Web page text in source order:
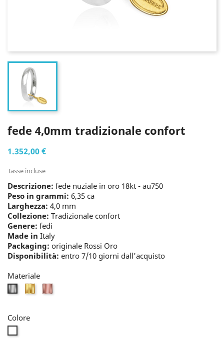
fede 4,0mm tradizionale confort
1.352,00 €
Tasse incluse
Descrizione: fede nuziale in oro 18kt - au750
Peso in grammi: 6,35 ca
Larghezza: 4,0 mm
Collezione: Tradizionale confort
Genere: fedi
Made in Italy
Packaging: originale Rossi Oro
Disponibilità: entro 7/10 giorni dall'acquisto
Materiale
bianco oro rosè
Colore